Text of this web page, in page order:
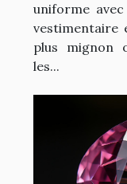
uniforme
vestimentaire
plus mignon
les...